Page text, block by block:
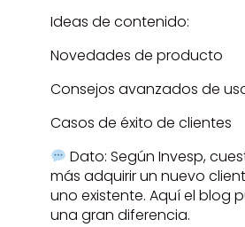
Ideas de contenido:
Novedades de producto
Consejos avanzados de
Casos de éxito de clientes
Dato: Según Invesp,
más adquirir un nuevo
uno existente. Aquí el blog
una gran diferencia.